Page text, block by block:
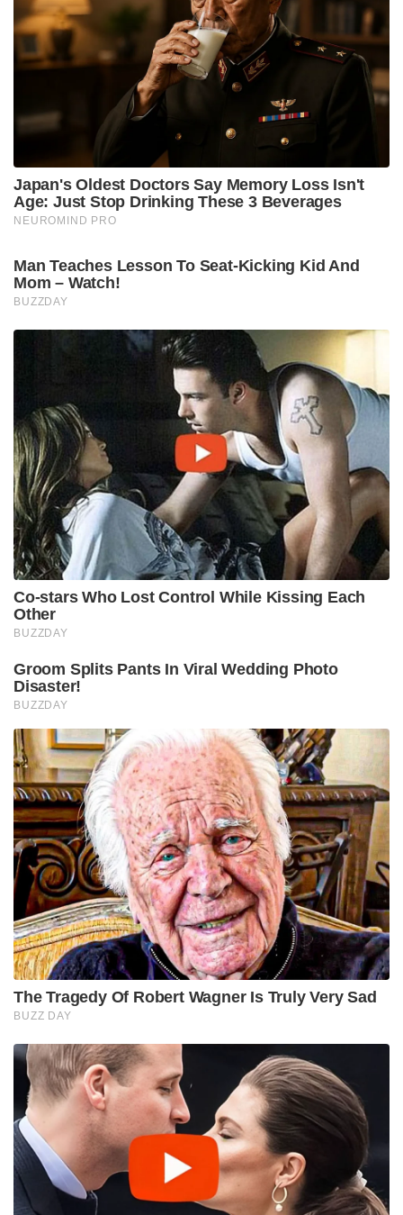
Japan's Oldest Doctors Say Memory Loss Isn't
Age: Just Stop Drinking These 3 Beverages
NEUROMIND PRO
Man Teaches Lesson To Seat-Kicking Kid And
Mom – Watch!
BUZZDAY
Co-stars Who Lost Control While Kissing Each
Other
BUZZDAY
Groom Splits Pants In Viral Wedding Photo
Disaster!
BUZZDAY
The Tragedy Of Robert Wagner Is Truly Very Sad
BUZZ DAY